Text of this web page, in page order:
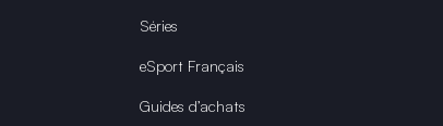
Séries
eSport Français
Guides d’achats